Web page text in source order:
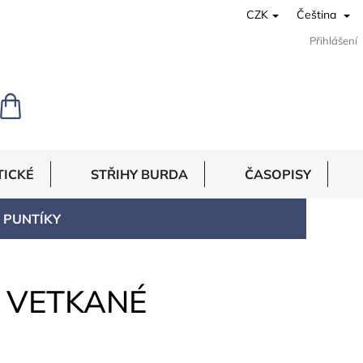
CZK Čeština
Přihlášení
NÁKUPNÍ
KOŠÍK
STŘIHY BURDA ČASOPISY
PUNTÍKY